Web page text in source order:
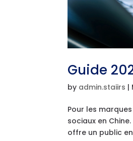
Guide
by admin.staiirs |
Pour les
sociaux en
offre un public